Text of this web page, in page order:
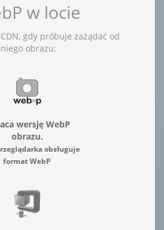
w locie
gdy próbuje zażądać od
niego obrazu:
wersję WebP
obrazu.
obsługuje
format WebP